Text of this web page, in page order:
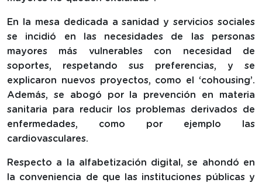
En la mesa dedicada a sanidad y servicios sociales
se incidió en las necesidades de las personas
mayores más vulnerables con necesidad de
soportes, respetando sus preferencias, y se
explicaron nuevos proyectos, como el ‘cohousing’.
Además, se abogó por la prevención en materia
sanitaria para reducir los problemas derivados de
enfermedades, como por ejemplo las
cardiovasculares.
Respecto a la alfabetización digital, se ahondó en
la conveniencia de que las instituciones públicas y